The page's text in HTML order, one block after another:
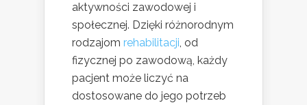
aktywności zawodowej i
społecznej. Dzięki różnorodnym
rodzajom rehabilitacji, od
fizycznej po zawodową, każdy
pacjent może liczyć na
dostosowane do jego potrzeb